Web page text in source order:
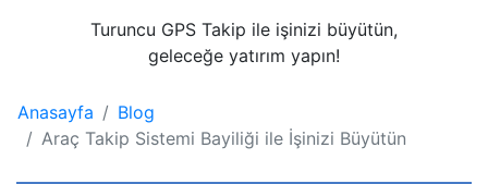
Turuncu GPS Takip ile işinizi büyütün,
geleceğe yatırım yapın!
Anasayfa
Blog
Araç Takip Sistemi Bayiliği ile İşinizi Büyütün